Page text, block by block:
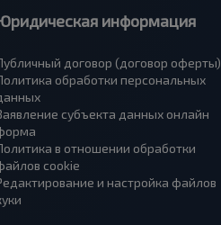
информация
договор (договор оферты)
обработки персональных
субъекта данных онлайн
в отношении обработки
cookie
и настройка файлов